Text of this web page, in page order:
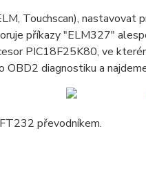
Touchscan),
příkazy "ELM327"
PIC18F25K80, ve
OBD2 diagnostiku a
převodníkem.